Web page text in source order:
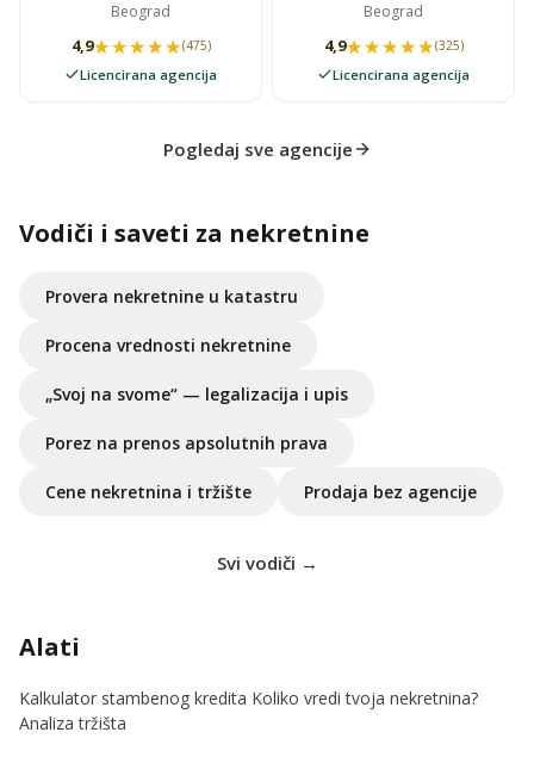
Beograd
4,9★★★★★
★★★★★(475)
Licencirana agencija
Beograd
4,9★★★★★
★★★★★(325)
Licencirana agencija
Pogledaj sve agencije
Vodiči i saveti za nekretnine
Provera nekretnine u katastru
Procena vrednosti nekretnine
„Svoj na svome“ — legalizacija i upis
Porez na prenos apsolutnih prava
Cene nekretnina i tržište Prodaja bez agencije
Svi vodiči →
Alati
Kalkulator stambenog kredita Koliko vredi tvoja nekretnina?
Analiza tržišta